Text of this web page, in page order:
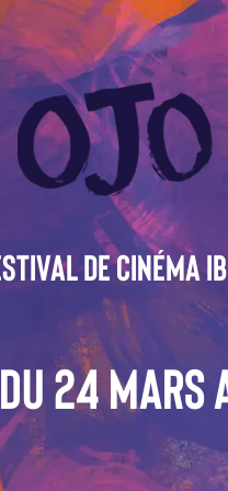
de cinéma
Du 24 Mars